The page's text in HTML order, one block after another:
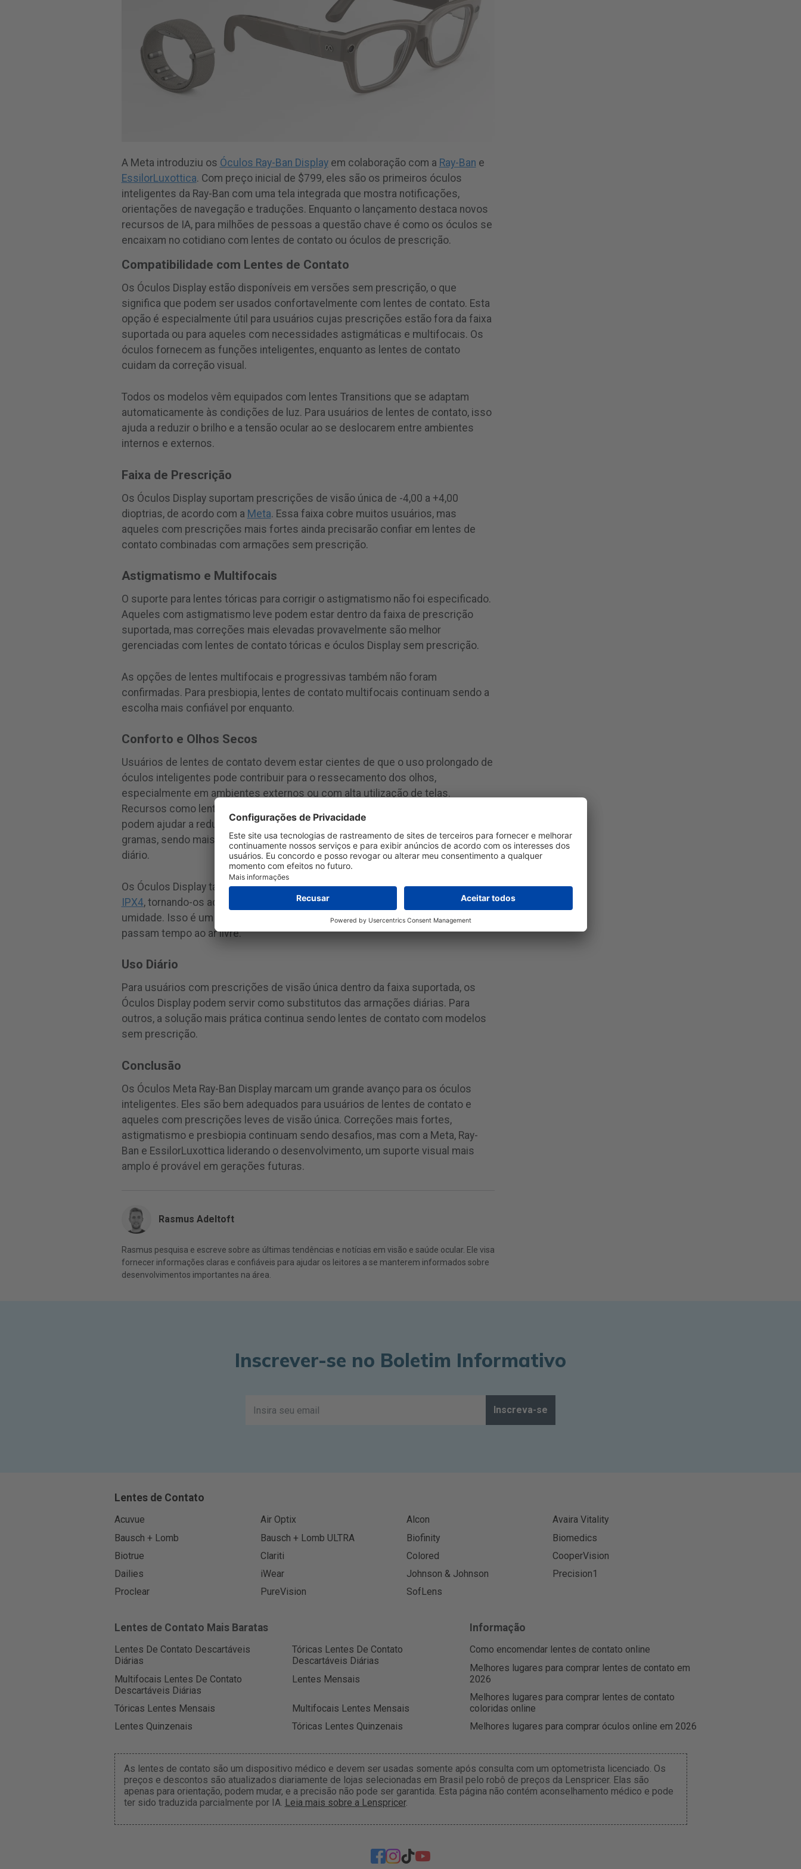
A Meta introduziu os Óculos Ray-Ban Displayem colaboração com a Ray-Ban e
EssilorLuxottica. Com preço inicial de $799, eles são os primeiros óculos
inteligentes da Ray-Ban com uma tela integrada que mostra notificações,
orientações de navegação e traduções. Enquanto o lançamento destaca novos
recursos de IA, para milhões de pessoas a questão chave é como os óculos se
encaixam no cotidiano com lentes de contato ou óculos de prescrição.
Compatibilidade com Lentes de Contato
Os Óculos Display estão disponíveis em versões sem prescrição, o que
significa que podem ser usados confortavelmente com lentes de contato. Esta
opção é especialmente útil para usuários cujas prescrições estão fora da faixa
suportada ou para aqueles com necessidades astigmáticas e multifocais. Os
óculos fornecem as funções inteligentes, enquanto as lentes de contato
cuidam da correção visual.
Todos os modelos vêm equipados com lentes Transitions que se adaptam
automaticamente às condições de luz. Para usuários de lentes de contato, isso
ajuda a reduzir o brilho e a tensão ocular ao se deslocarem entre ambientes
internos e externos.
Faixa de Prescrição
Os Óculos Display suportam prescrições de visão única de -4,00 a +4,00
dioptrias, de acordo com a Meta. Essa faixa cobre muitos usuários, mas
aqueles com prescrições mais fortes ainda precisarão confiar em lentes de
contato combinadas com armações sem prescrição.
Astigmatismo e Multifocais
O suporte para lentes tóricas para corrigir o astigmatismo não foi especificado.
Aqueles com astigmatismo leve podem estar dentro da faixa de prescrição
suportada, mas correções mais elevadas provavelmente são melhor
gerenciadas com lentes de contato tóricas e óculos Display sem prescrição.
As opções de lentes multifocais e progressivas também não foram
confirmadas. Para presbiopia, lentes de contato multifocais continuam sendo a
escolha mais confiável por enquanto.
Conforto e Olhos Secos
Usuários de lentes de contato devem estar cientes de que o uso prolongado de
óculos inteligentes pode contribuir para o ressecamento dos olhos,
especialmente em ambientes externos ou com alta utilização de telas.
Recursos como lentes Transitions e revestimentos opcionais de luz azul
podem ajudar a reduzir a fadiga visual. As armações pesam cerca de 69
gramas, sendo mais pesadas que os óculos padrão, mas projetadas para uso
diário.
Os Óculos Display também possuem umaclassificação de resistência à água
IPX4, tornando-os adequados para chuva leve, mas não para alta exposição à
umidade. Isso é um fator importante para usuários de lentes de contato que
passam tempo ao ar livre.
Uso Diário
Para usuários com prescrições de visão única dentro da faixa suportada, os
Óculos Display podem servir como substitutos das armações diárias. Para
outros, a solução mais prática continua sendo lentes de contato com modelos
sem prescrição.
Conclusão
Os Óculos Meta Ray-Ban Display marcam um grande avanço para os óculos
inteligentes. Eles são bem adequados para usuários de lentes de contato e
aqueles com prescrições leves de visão única. Correções mais fortes,
astigmatismo e presbiopia continuam sendo desafios, mas com a Meta, Ray-
Ban e EssilorLuxottica liderando o desenvolvimento, um suporte visual mais
amplo é provável em gerações futuras.
Rasmus Adeltoft
Rasmus pesquisa e escreve sobre as últimas tendências e notícias em visão e saúde ocular. Ele visa
fornecer informações claras e confiáveis para ajudar os leitores a se manterem informados sobre
desenvolvimentos importantes na área.
Inscrever-se no Boletim Informativo
Inscreva-se
Lentes de Contato
Acuvue Air Optix Alcon
Avaira Vitality
Bausch + Lomb
Bausch + Lomb ULTRA Biofinity
Biomedics
Biotrue
Clariti Colored
CooperVision
Dailies
iWear Johnson & Johnson
Precision1
Proclear
PureVision SofLens
Lentes de Contato Mais Baratas
Lentes De Contato Descartáveis
Diárias
Tóricas Lentes De Contato
Descartáveis Diárias
Multifocais Lentes De Contato
Descartáveis Diárias
Lentes Mensais
Tóricas Lentes Mensais
Multifocais Lentes Mensais
Lentes Quinzenais
Tóricas Lentes Quinzenais
Informação
Como encomendar lentes de contato online
Melhores lugares para comprar lentes de contato em
2026
Melhores lugares para comprar lentes de contato
coloridas online
Melhores lugares para comprar óculos online em 2026
As lentes de contato são um dispositivo médico e devem ser usadas somente após consulta com um optometrista licenciado. Os
preços e descontos são atualizados diariamente de lojas selecionadas em Brasil pelo robô de preços da Lenspricer. Elas são
apenas para orientação, podem mudar, e a precisão não pode ser garantida. Esta página não contém aconselhamento médico e pode
ter sido traduzida parcialmente por IA. Leia mais sobre a Lenspricer.